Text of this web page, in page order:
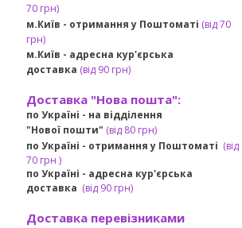
70 грн)
м.Київ - отримання у Поштоматі (від 70
грн)
м.Київ - адресна кур'єрська
доставка (від90 грн)
Доставка "Нова пошта":
по Україні - на відділення
"Нової пошти" (від 80 грн)
по Україні - отримання у Поштоматі (від
70 грн )
по Україні - адресна кур'єрська
доставка (від90 грн)
Доставка перевізниками